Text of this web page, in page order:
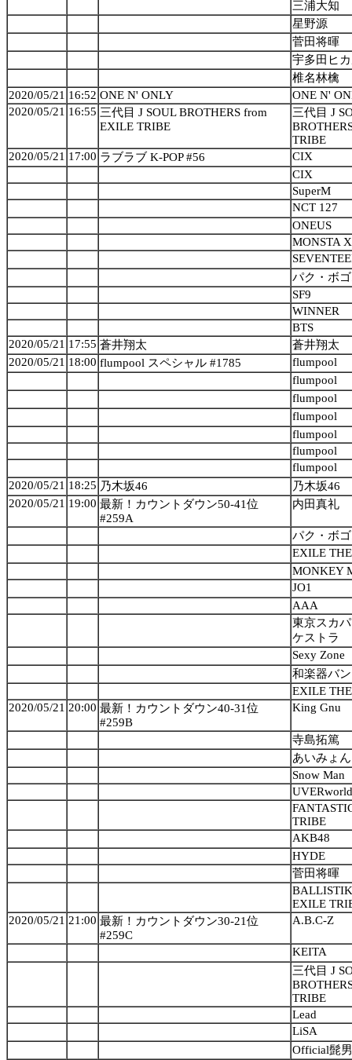
三浦大知
星野源
菅田将暉
宇多田ヒ
椎名林檎
2020/05/21 16:52 ONE N' ONLY
ONE N'
2020/05/21 16:55 三代目 J SOUL BROTHERS from
EXILE TRIBE
三代目 J
TRIBE
2020/05/21 17:00 ラブラブ K-POP #56
CIX
CIX
SuperM
NCT 127
ONEUS
MONSTA X
パク・ボ
SF9
WINNER
BTS
2020/05/21 17:55 蒼井翔太
蒼井翔太
2020/05/21 18:00 flumpool スペシャル #1785
flumpool
flumpool
flumpool
flumpool
flumpool
flumpool
flumpool
2020/05/21 18:25 乃木坂46
乃木坂46
2020/05/21 19:00 最新！カウントダウン50-41位
#259A
内田真礼
パク・ボ
EXILE
MONKEY
JO1
AAA
東京スカ
ケストラ
Sexy Zone
和楽器バ
EXILE
2020/05/21 20:00 最新！カウントダウン40-31位
#259B
King Gnu
寺島拓篤
あいみょん
Snow Man
UVERworld
TRIBE
AKB48
HYDE
菅田将暉
EXILE
2020/05/21 21:00 最新！カウントダウン30-21位
#259C
A.B.C-Z
KEITA
三代目 J
TRIBE
Lead
LiSA
Official髭